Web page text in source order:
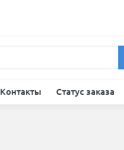
Контакты Статус заказа